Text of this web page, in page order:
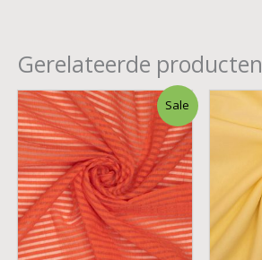
Gerelateerde producten
Sale
Oorspronkelijke
prijs
was:
€ 2,50.
Huidige
prijs
is:
€ 1,25.